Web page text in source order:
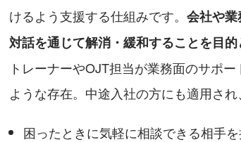
けるよう支援する仕組みです。 会社や
対話を通じて解消・緩和することを目的
トレーナーやOJT担当が業務面のサポ
ような存在。中途入社の方にも適用さ
困ったときに気軽に相談できる相手